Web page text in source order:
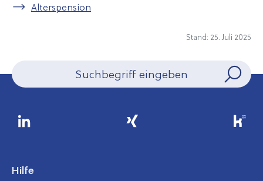
Alterspension
Stand: 25. Juli 2025
Hilfe